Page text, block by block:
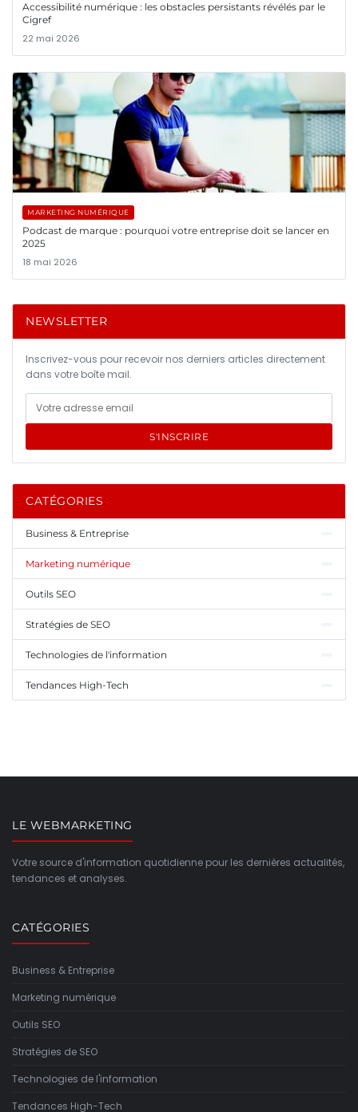
Accessibilité numérique : les obstacles persistants révélés par le
Cigref
22 mai 2026
MARKETING NUMÉRIQUE
Podcast de marque : pourquoi votre entreprise doit se lancer en
2025
18 mai 2026
NEWSLETTER
Inscrivez-vous pour recevoir nos derniers articles directement
dans votre boîte mail.
S'INSCRIRE
CATÉGORIES
Business & Entreprise
Marketing numérique
Outils SEO
Stratégies de SEO
Technologies de l'information
Tendances High-Tech
LE WEBMARKETING
Votre source d'information quotidienne pour les dernières actualités,
tendances et analyses.
CATÉGORIES
Business & Entreprise
Marketing numérique
Outils SEO
Stratégies de SEO
Technologies de l'information
Tendances High-Tech